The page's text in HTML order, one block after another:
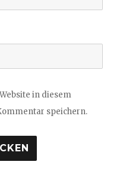
in diesem
speichern.